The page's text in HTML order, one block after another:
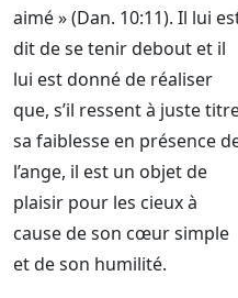
aimé » (Dan. 10:11). Il lui
dit de se tenir debout et il
lui est donné de réaliser
que, s’il ressent à juste
sa faiblesse en présence
l’ange, il est un objet de
plaisir pour les cieux à
cause de son cœur simple
et de son humilité.